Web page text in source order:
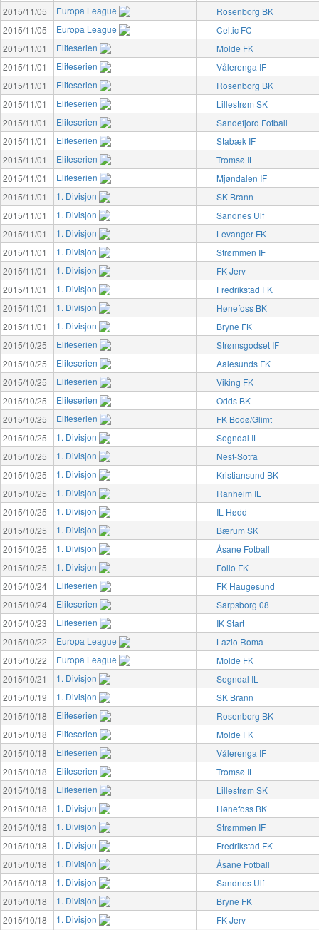
2015/11/05
Europa League
Rosenborg BK
2015/11/05
Europa League
Celtic FC
2015/11/01
Eliteserien
Molde FK
2015/11/01
Eliteserien
Vålerenga IF
2015/11/01
Eliteserien
Rosenborg BK
2015/11/01
Eliteserien
Lillestrøm SK
2015/11/01
Eliteserien
Sandefjord Fotball
2015/11/01
Eliteserien
Stabæk IF
2015/11/01
Eliteserien
Tromsø IL
2015/11/01
Eliteserien
Mjøndalen IF
2015/11/01
1. Divisjon
SK Brann
2015/11/01
1. Divisjon
Sandnes Ulf
2015/11/01
1. Divisjon
Levanger FK
2015/11/01
1. Divisjon
Strømmen IF
2015/11/01
1. Divisjon
FK Jerv
2015/11/01
1. Divisjon
Fredrikstad FK
2015/11/01
1. Divisjon
Hønefoss BK
2015/11/01
1. Divisjon
Bryne FK
2015/10/25
Eliteserien
Strømsgodset IF
2015/10/25
Eliteserien
Aalesunds FK
2015/10/25
Eliteserien
Viking FK
2015/10/25
Eliteserien
Odds BK
2015/10/25
Eliteserien
FK Bodø/Glimt
2015/10/25
1. Divisjon
Sogndal IL
2015/10/25
1. Divisjon
Nest-Sotra
2015/10/25
1. Divisjon
Kristiansund BK
2015/10/25
1. Divisjon
Ranheim IL
2015/10/25
1. Divisjon
IL Hødd
2015/10/25
1. Divisjon
Bærum SK
2015/10/25
1. Divisjon
Åsane Fotball
2015/10/25
1. Divisjon
Follo FK
2015/10/24
Eliteserien
FK Haugesund
2015/10/24
Eliteserien
Sarpsborg 08
2015/10/23
Eliteserien
IK Start
2015/10/22
Europa League
Lazio Roma
2015/10/22
Europa League
Molde FK
2015/10/21
1. Divisjon
Sogndal IL
2015/10/19
1. Divisjon
SK Brann
2015/10/18
Eliteserien
Rosenborg BK
2015/10/18
Eliteserien
Molde FK
2015/10/18
Eliteserien
Vålerenga IF
2015/10/18
Eliteserien
Tromsø IL
2015/10/18
Eliteserien
Lillestrøm SK
2015/10/18
1. Divisjon
Hønefoss BK
2015/10/18
1. Divisjon
Strømmen IF
2015/10/18
1. Divisjon
Fredrikstad FK
2015/10/18
1. Divisjon
Åsane Fotball
2015/10/18
1. Divisjon
Sandnes Ulf
2015/10/18
1. Divisjon
Bryne FK
2015/10/18
1. Divisjon
FK Jerv